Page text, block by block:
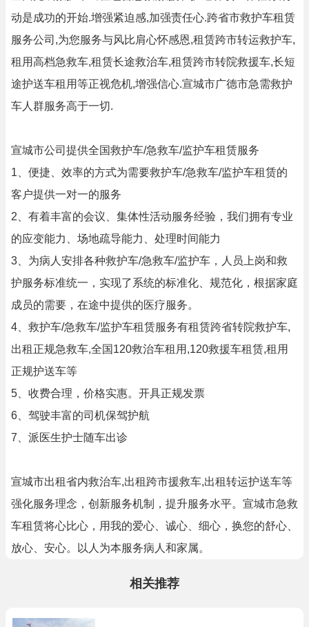
动是成功的开始.增强紧迫感,加强责任心.跨省市救护车租赁
服务公司,为您服务与风比肩心怀感恩,租赁跨市转运救护车,
租用高档急救车,租赁长途救治车,租赁跨市转院救援车,长短
途护送车租用等正视危机,增强信心.宣城市广德市急需救护
车人群服务高于一切.
宣城市公司提供全国救护车/急救车/监护车租赁服务
1、便捷、效率的方式为需要救护车/急救车/监护车租赁的
客户提供一对一的服务
2、有着丰富的会议、集体性活动服务经验，我们拥有专业
的应变能力、场地疏导能力、处理时间能力
3、为病人安排各种救护车/急救车/监护车，人员上岗和救
护服务标准统一，实现了系统的标准化、规范化，根据家庭
成员的需要，在途中提供的医疗服务。
4、救护车/急救车/监护车租赁服务有租赁跨省转院救护车,
出租正规急救车,全国120救治车租用,120救援车租赁,租用
正规护送车等
5、收费合理，价格实惠。开具正规发票
6、驾驶丰富的司机保驾护航
7、派医生护士随车出诊
宣城市出租省内救治车,出租跨市援救车,出租转运护送车等
强化服务理念，创新服务机制，提升服务水平。宣城市急救
车租赁将心比心，用我的爱心、诚心、细心，换您的舒心、
放心、安心。以人为本服务病人和家属。
相关推荐